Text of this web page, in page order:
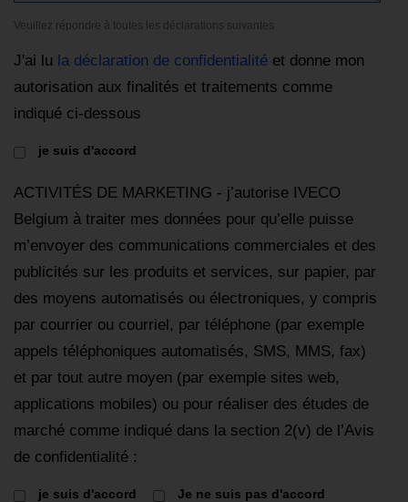
Veuillez répondre à toutes les déclarations suivantes
J'ai lu la déclaration de confidentialité et donne mon
autorisation aux finalités et traitements comme
indiqué ci-dessous
je suis d'accord
ACTIVITÉS DE MARKETING - j’autorise IVECO
Belgium à traiter mes données pour qu’elle puisse
m’envoyer des communications commerciales et des
publicités sur les produits et services, sur papier, par
des moyens automatisés ou électroniques, y compris
par courrier ou courriel, par téléphone (par exemple
appels téléphoniques automatisés, SMS, MMS, fax)
et par tout autre moyen (par exemple sites web,
applications mobiles) ou pour réaliser des études de
marché comme indiqué dans la section 2(v) de l’Avis
de confidentialité :
je suis d'accord Je ne suis pas d'accord